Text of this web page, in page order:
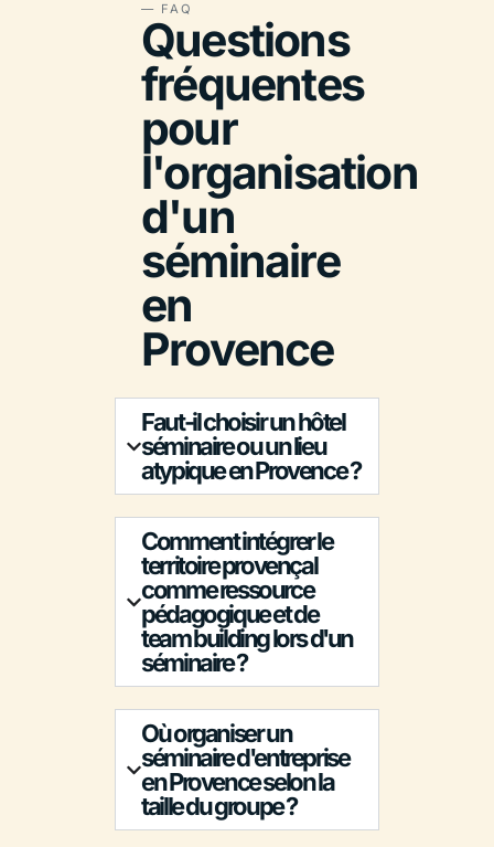
— FAQ
Questions
fréquentes
pour
l'organisation
d'un
séminaire
en
Provence
Faut-il choisir un hôtel
séminaire ou un lieu
atypique en Provence ?
Comment intégrer le
territoire provençal
comme ressource
pédagogique et de
team building lors d'un
séminaire ?
Où organiser un
séminaire d'entreprise
en Provence selon la
taille du groupe ?